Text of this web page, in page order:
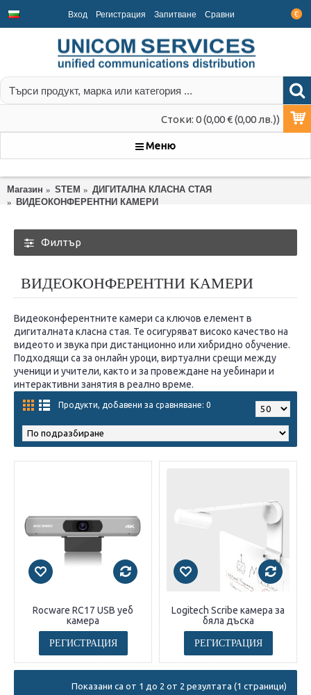
€
Вход Регистрация Запитване Срaвни
Стоки: 0 (0,00 € (0,00 лв.))
Меню
Магазин STEM
ДИГИТАЛНА КЛАСНА СТАЯ
ВИДЕОКОНФЕРЕНТНИ КАМЕРИ
Филтър
ВИДЕОКОНФЕРЕНТНИ КАМЕРИ
Видеоконферентните камери са ключов елемент в
дигиталната класна стая. Те осигуряват високо качество на
видеото и звука при дистанционно или хибридно обучение.
Подходящи са за онлайн уроци, виртуални срещи между
ученици и учители, както и за провеждане на уебинари и
интерактивни занятия в реално време.
Продукти, добавени за сравняване: 0
Rocware RC17 USB уеб
камера
РЕГИСТРАЦИЯ
Logitech Scribe камера за
бяла дъска
РЕГИСТРАЦИЯ
Показани са от 1 до 2 от 2 резултата (1 страници)